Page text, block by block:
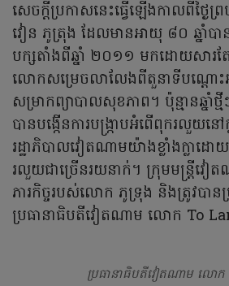
សេចក្តីប្រកាសនេះធ្វើឡើងកាលពីថ្
វៀន ភូត្រុង ដែលមានអាយុ ៨០ ឆ្នាំប
បក្សតាំងពីឆ្នាំ ២០១១ មកដោយសារត
លោកសម្រេចលាលែងពីតួនាទីបណ្តោ
សម្រាកព្យាបាលសុខភាព។ ប៉ុន្មានឆ្នាំ
បានបង្កើនការបង្ក្រាបអំពើពុករលួយន
រដ្ឋាភិបាលវៀតណាមយ៉ាងខ្លាំងក្លាដោយ
រលួយជាច្រើនរយនាក់។ ក្រុមមន្ត្រីវៀត
ភារកិច្ចរបស់លោក ភូទ្រុង និងត្រូវបា
ប្រធានាធិបតីវៀតណាម លោក To
ប្រធានាធិបតីវៀតណាម លោក